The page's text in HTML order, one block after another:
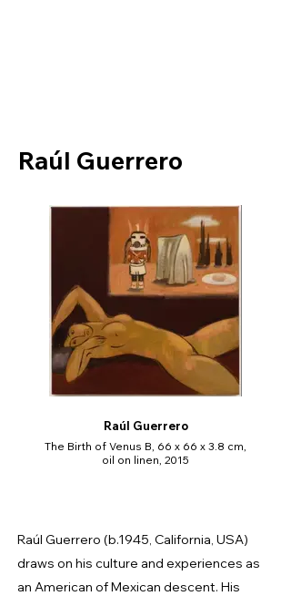
Raúl Guerrero
Raúl Guerrero
The Birth of Venus B, 66 x 66 x 3.8 cm,
oil on linen, 2015
Raúl Guerrero (b.1945, California, USA)
draws on his culture and experiences as
an American of Mexican descent. His